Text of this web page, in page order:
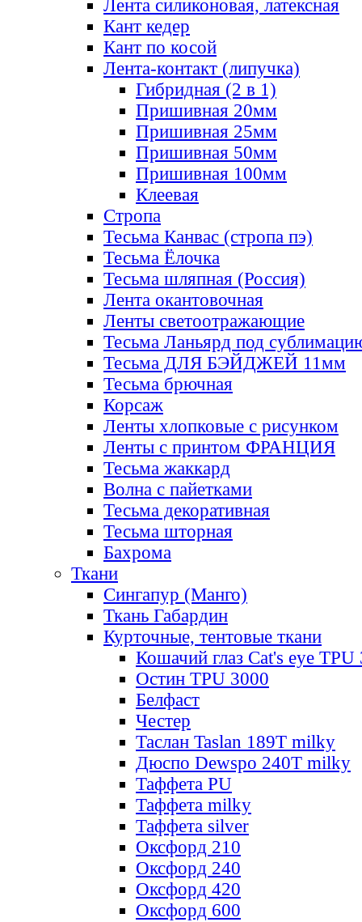
Лента силиконовая, латексная
Кант кедер
Кант по косой
Лента-контакт (липучка)
Гибридная (2 в 1)
Пришивная 20мм
Пришивная 25мм
Пришивная 50мм
Пришивная 100мм
Клеевая
Стропа
Тесьма Канвас (стропа пэ)
Тесьма Ёлочка
Тесьма шляпная (Россия)
Лента окантовочная
Ленты светоотражающие
Тесьма Ланьярд под
Тесьма ДЛЯ БЭЙДЖЕЙ 11мм
Тесьма брючная
Корсаж
Ленты хлопковые с рисунком
Ленты с принтом ФРАНЦИЯ
Тесьма жаккард
Волна с пайетками
Тесьма декоративная
Тесьма шторная
Бахрома
Ткани
Сингапур (Манго)
Ткань Габардин
Курточные, тентовые ткани
Кошачий глаз Cat's eye TPU
Остин TPU 3000
Белфаст
Честер
Таслан Taslan 189T milky
Дюспо Dewspo 240T milky
Таффета PU
Таффета milky
Таффета silver
Оксфорд 210
Оксфорд 240
Оксфорд 420
Оксфорд 600